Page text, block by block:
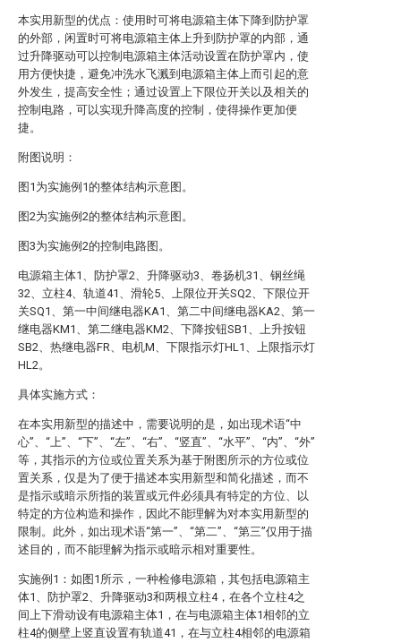
本实用新型的优点：使用时可将电源箱主体下降到防护罩
的外部，闲置时可将电源箱主体上升到防护罩的内部，通
过升降驱动可以控制电源箱主体活动设置在防护罩内，使
用方便快捷，避免冲洗水飞溅到电源箱主体上而引起的意
外发生，提高安全性；通过设置上下限位开关以及相关的
控制电路，可以实现升降高度的控制，使得操作更加便
捷。
附图说明：
图1为实施例1的整体结构示意图。
图2为实施例2的整体结构示意图。
图3为实施例2的控制电路图。
电源箱主体1、防护罩2、升降驱动3、卷扬机31、钢丝绳
32、立柱4、轨道41、滑轮5、上限位开关SQ2、下限位开
关SQ1、第一中间继电器KA1、第二中间继电器KA2、第一
继电器KM1、第二继电器KM2、下降按钮SB1、上升按钮
SB2、热继电器FR、电机M、下限指示灯HL1、上限指示灯
HL2。
具体实施方式：
在本实用新型的描述中，需要说明的是，如出现术语“中
心”、“上”、“下”、“左”、“右”、“竖直”、“水平”、“内”、“外”
等，其指示的方位或位置关系为基于附图所示的方位或位
置关系，仅是为了便于描述本实用新型和简化描述，而不
是指示或暗示所指的装置或元件必须具有特定的方位、以
特定的方位构造和操作，因此不能理解为对本实用新型的
限制。此外，如出现术语“第一”、“第二”、“第三”仅用于描
述目的，而不能理解为指示或暗示相对重要性。
实施例1：如图1所示，一种检修电源箱，其包括电源箱主
体1、防护罩2、升降驱动3和两根立柱4，在各个立柱4之
间上下滑动设有电源箱主体1，在与电源箱主体1相邻的立
柱4的侧壁上竖直设置有轨道41，在与立柱4相邻的电源箱